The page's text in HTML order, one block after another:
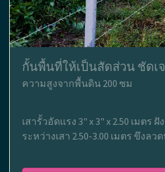
กั้นพื้นที่ให้เป็นสัดส่วน ชัดเ
ความสูงจากพื้นดิน 200 ซม
เสารั้วอัดแรง 3" x 3" x 2.50 เมตร
ระหว่างเสา 2.50-3.00 เมตร ขึงล